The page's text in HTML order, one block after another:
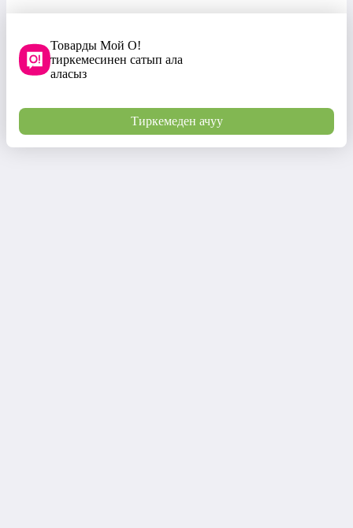
Товарды Мой О!
тиркемесинен сатып ала
аласыз
Тиркемеден ачуу